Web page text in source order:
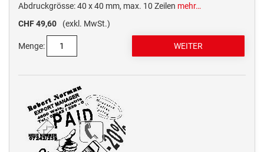
Abdruckgrösse: 40 x 40 mm, max. 10 Zeilen mehr…
CHF 49,60
(exkl. MwSt.)
Menge: